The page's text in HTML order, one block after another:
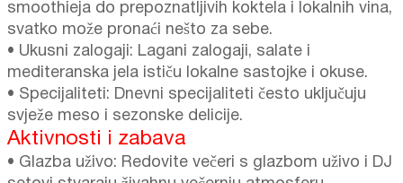
smoothieja do prepoznatljivih koktela i lokalnih vina,
svatko može pronaći nešto za sebe.
• Ukusni zalogaji: Lagani zalogaji, salate i
mediteranska jela ističu lokalne sastojke i okuse.
• Specijaliteti: Dnevni specijaliteti često uključuju
svježe meso i sezonske delicije.
Aktivnosti i zabava
• Glazba uživo: Redovite večeri s glazbom uživo i DJ